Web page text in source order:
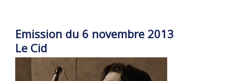
Emission du 6 novembre 2013
Le Cid